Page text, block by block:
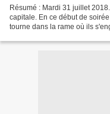
Résumé : Mardi 31 juillet
capitale. En ce début de
tourne dans la rame où ils